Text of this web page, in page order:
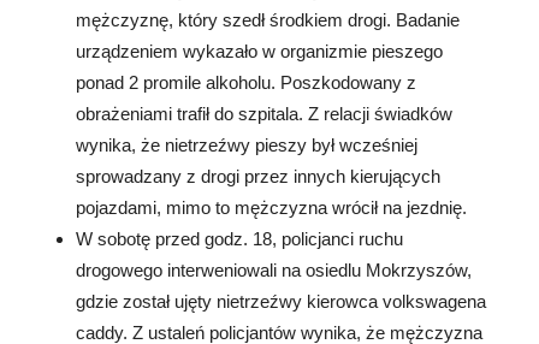
mężczyznę, który szedł środkiem drogi. Badanie
urządzeniem wykazało w organizmie pieszego
ponad 2 promile alkoholu. Poszkodowany z
obrażeniami trafił do szpitala. Z relacji świadków
wynika, że nietrzeźwy pieszy był wcześniej
sprowadzany z drogi przez innych kierujących
pojazdami, mimo to mężczyzna wrócił na jezdnię.
W sobotę przed godz. 18, policjanci ruchu
drogowego interweniowali na osiedlu Mokrzyszów,
gdzie został ujęty nietrzeźwy kierowca volkswagena
caddy. Z ustaleń policjantów wynika, że mężczyzna